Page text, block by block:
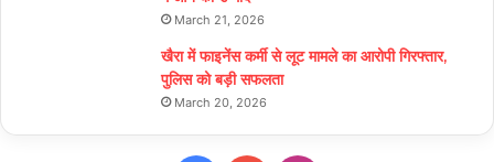
March 21, 2026
खैरा में फाइनेंस कर्मी से लूट मामले का आरोपी गिरफ्तार,
पुलिस को बड़ी सफलता
March 20, 2026